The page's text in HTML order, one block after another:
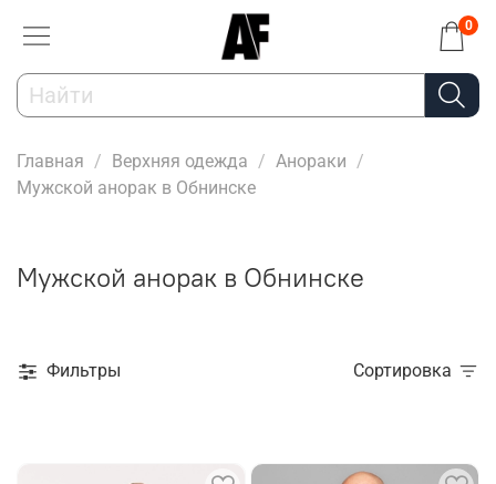
0
Главная Верхняя одежда
Анораки
Мужской анорак в Обнинске
Мужской анорак в Обнинске
Фильтры Сортировка